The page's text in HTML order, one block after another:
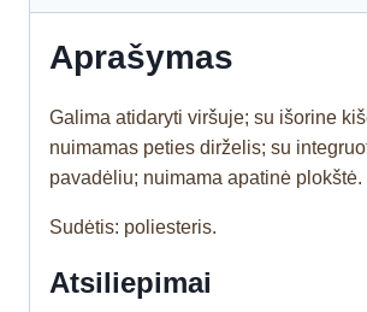
Aprašymas
Galima atidaryti viršuje; su išorine
nuimamas peties dirželis; su
pavadėliu; nuimama apatinė plokštė.
Sudėtis: poliesteris.
Atsiliepimai